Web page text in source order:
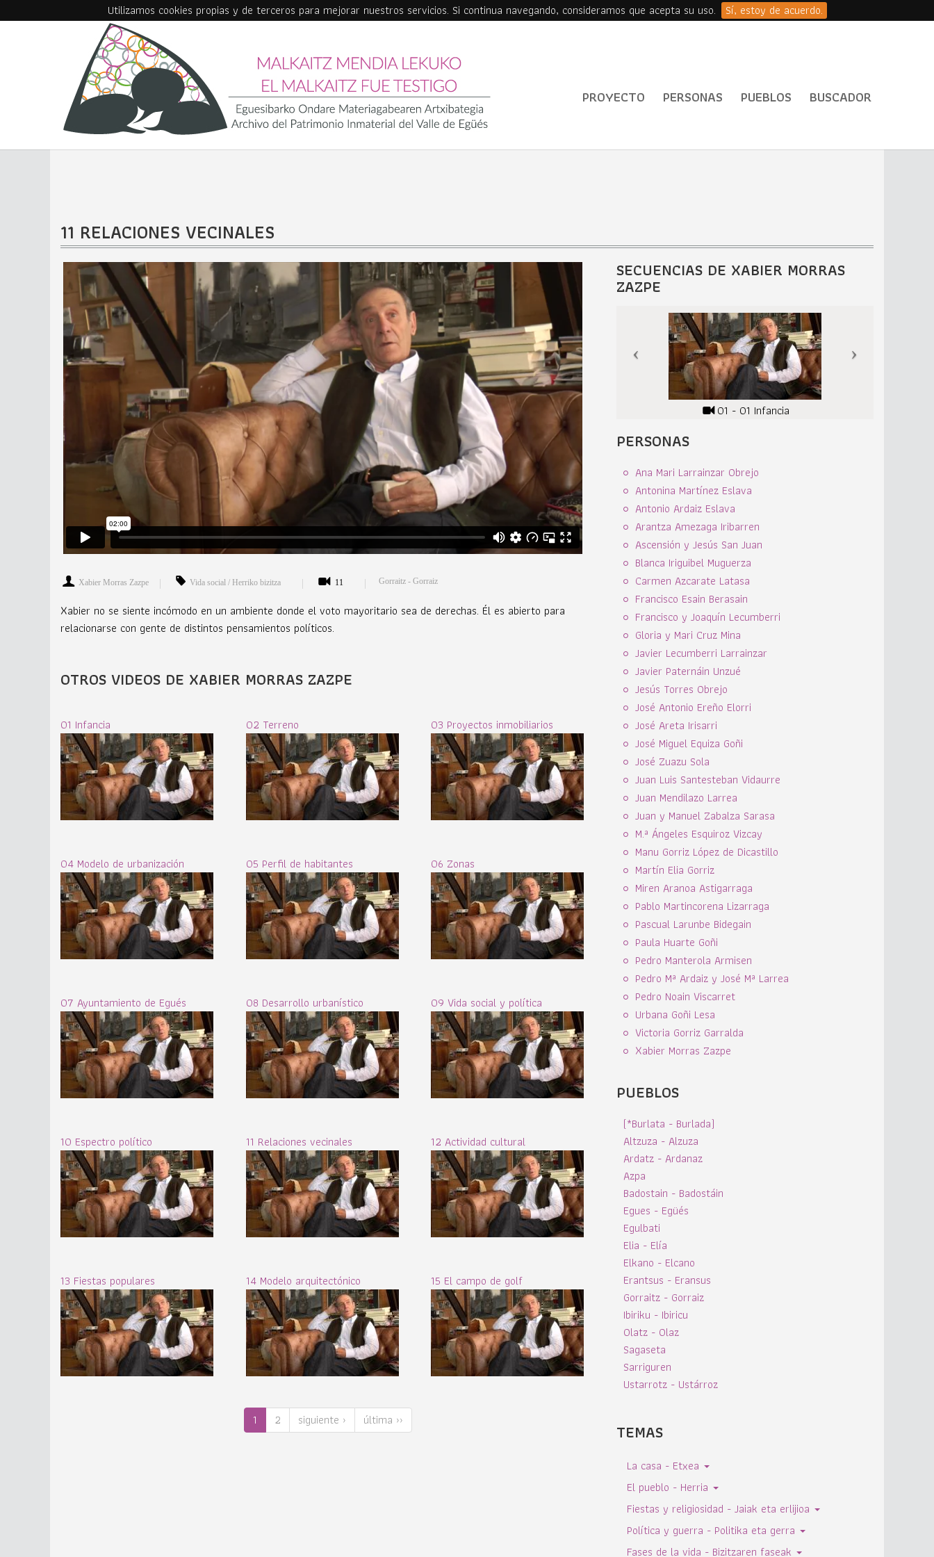
Utilizamos cookies propias y de terceros para mejorar nuestros servicios. Si continua navegando, consideramos que acepta su uso.
Sí, estoy de acuerdo.
PROYECTO PERSONAS PUEBLOS BUSCADOR
11 RELACIONES VECINALES
Xabier Morras Zazpe Vida social / Herriko bizitza 11 Gorraitz - Gorraiz
Xabier no se siente incómodo en un ambiente donde el voto mayoritario sea de derechas. Él es abierto para
relacionarse con gente de distintos pensamientos políticos.
OTROS VIDEOS DE XABIER MORRAS ZAZPE
01 Infancia 02 Terreno 03 Proyectos inmobiliarios
04 Modelo de urbanización 05 Perfil de habitantes 06 Zonas
07 Ayuntamiento de Egués 08 Desarrollo urbanístico 09 Vida social y política
10 Espectro político 11 Relaciones vecinales 12 Actividad cultural
13 Fiestas populares 14 Modelo arquitectónico 15 El campo de golf
1 2 siguiente › última ››
SECUENCIAS DE XABIER MORRAS
ZAZPE
01 - 01 Infancia
PERSONAS
Ana Mari Larrainzar Obrejo
Antonina Martínez Eslava
Antonio Ardaiz Eslava
Arantza Amezaga Iribarren
Ascensión y Jesús San Juan
Blanca Iriguibel Muguerza
Carmen Azcarate Latasa
Francisco Esain Berasain
Francisco y Joaquín Lecumberri
Gloria y Mari Cruz Mina
Javier Lecumberri Larrainzar
Javier Paternáin Unzué
Jesús Torres Obrejo
José Antonio Ereño Elorri
José Areta Irisarri
José Miguel Equiza Goñi
José Zuazu Sola
Juan Luis Santesteban Vidaurre
Juan Mendilazo Larrea
Juan y Manuel Zabalza Sarasa
M.ª Ángeles Esquiroz Vizcay
Manu Gorriz López de Dicastillo
Martín Elia Gorriz
Miren Aranoa Astigarraga
Pablo Martincorena Lizarraga
Pascual Larunbe Bidegain
Paula Huarte Goñi
Pedro Manterola Armisen
Pedro Mª Ardaiz y José Mª Larrea
Pedro Noain Viscarret
Urbana Goñi Lesa
Victoria Gorriz Garralda
Xabier Morras Zazpe
PUEBLOS
(*Burlata - Burlada)
Altzuza - Alzuza
Ardatz - Ardanaz
Azpa
Badostain - Badostáin
Egues - Egüés
Egulbati
Elia - Elía
Elkano - Elcano
Erantsus - Eransus
Gorraitz - Gorraiz
Ibiriku - Ibiricu
Olatz - Olaz
Sagaseta
Sarriguren
Ustarrotz - Ustárroz
TEMAS
La casa - Etxea
El pueblo - Herria
Fiestas y religiosidad - Jaiak eta erlijioa
Política y guerra - Politika eta gerra
Fases de la vida - Bizitzaren faseak